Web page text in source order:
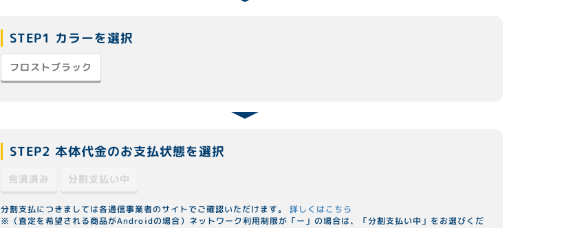
STEP1 カラーを選択
フロストブラック
STEP2 本体代金のお支払状態を選択
完済済み 分割支払い中
分割支払につきましては各通信事業者のサイトでご確認いただけます。詳しくはこちら
※（査定を希望される商品がAndroidの場合）ネットワーク利用制限が「ー」の場合は、「分割支払い中」をお選びくだ